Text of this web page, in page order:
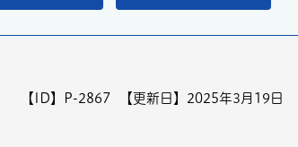
【ID】 P-2867 【更新日】 2025年3月19日